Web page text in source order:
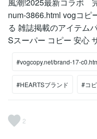
num-3866.html vogコピ
る 雑誌掲載のアイテム
Sスーパー コピー 安心
#vogcopy.net/brand-17-
#HEARTSブランド #コ
2